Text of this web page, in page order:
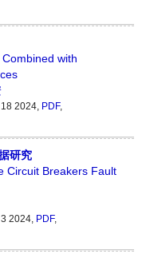
with
2024, PDF,
研究
Circuit Breakers Fault
2024, PDF,